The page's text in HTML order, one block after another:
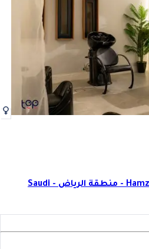
Hamza Bin Abdulmuttallib - 14721 - منطقة الرياض - Saudi